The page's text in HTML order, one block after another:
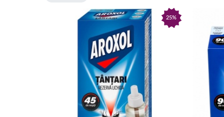
Odorizantele de cameră, rezervele parfumate și
cuprinde branduri cunoscute precum Ariel, Lenor,
Fiecare produs trebuie folosit conform instrucțiunilor
trebuie păstrate într-un loc sigur, ferit de accesul
25%